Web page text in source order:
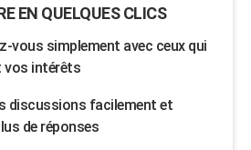
EN QUELQUES CLICS
vous simplement avec ceux qui
vos intérêts
discussions facilement et
de réponses